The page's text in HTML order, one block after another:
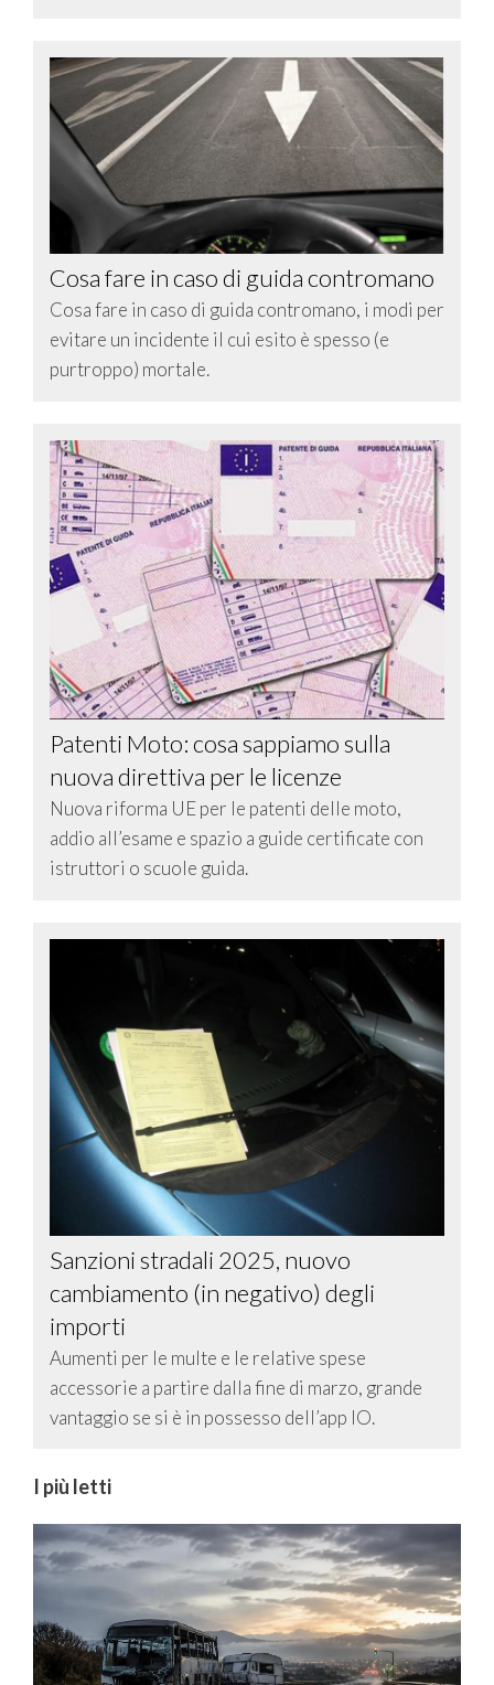
Cosa fare in caso di guida contromano
Cosa fare in caso di guida contromano, i modi per
evitare un incidente il cui esito è spesso (e
purtroppo) mortale.
Patenti Moto: cosa sappiamo sulla
nuova direttiva per le licenze
Nuova riforma UE per le patenti delle moto,
addio all’esame e spazio a guide certificate con
istruttori o scuole guida.
Sanzioni stradali 2025, nuovo
cambiamento (in negativo) degli
importi
Aumenti per le multe e le relative spese
accessorie a partire dalla fine di marzo, grande
vantaggio se si è in possesso dell’app IO.
I più letti